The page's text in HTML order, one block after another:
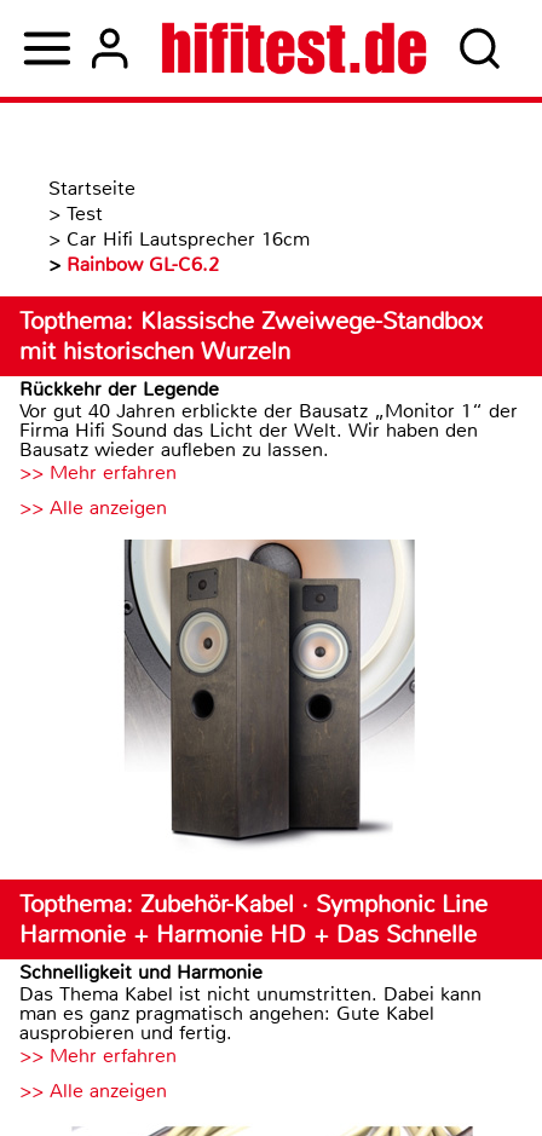
Startseite
> Test
> Car Hifi Lautsprecher 16cm
> Rainbow GL-C6.2
Topthema: Klassische Zweiwege-Standbox
mit historischen Wurzeln
Rückkehr der Legende
Vor gut 40 Jahren erblickte der Bausatz „Monitor 1“ der
Firma Hifi Sound das Licht der Welt. Wir haben den
Bausatz wieder aufleben zu lassen.
>> Mehr erfahren
>> Alle anzeigen
Topthema: Zubehör-Kabel · Symphonic Line
Harmonie + Harmonie HD + Das Schnelle
Schnelligkeit und Harmonie
Das Thema Kabel ist nicht unumstritten. Dabei kann
man es ganz pragmatisch angehen: Gute Kabel
ausprobieren und fertig.
>> Mehr erfahren
>> Alle anzeigen